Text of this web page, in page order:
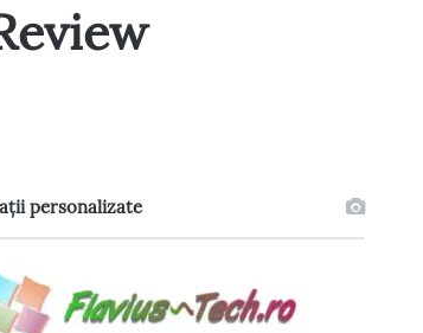
personalizate